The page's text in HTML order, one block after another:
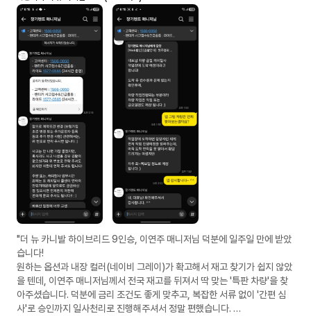
"더 뉴 카니발 하이브리드 9인승, 이연주 매니저님 덕분에 일주일 만에 받았
습니다!
​원하는 옵션과 내장 컬러(네이비 그레이)가 확고해서 재고 찾기가 쉽지 않았
을 텐데, 이연주 매니저님께서 전국 재고를 뒤져서 딱 맞는 '특판 차량'을 찾
아주셨습니다. 덕분에 금리 조건도 좋게 맞추고, 복잡한 서류 없이 '간편 심
사'로 승인까지 일사천리로 진행해주셔서 정말 편했습니다.